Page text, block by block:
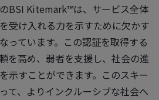
BSI Kitemark™は、サービス全体
受け入れる力を示すために欠かす
っています。この認証を取得する
を高め、弱者を支援し、社会の進
示すことができます。このスキー
て、よりインクルーシブな社会へ